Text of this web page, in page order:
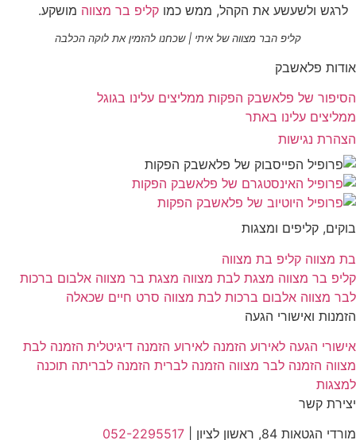
לרגש ולשעשע את הקהל, ממש כמו קליפ בר מצווה מושקע.
קליפ הבר מצווה של איתי | שכחנו להזמין את לוקה הכלבה
אודות פלאשבק
הסיפור של פלאשבק הפקות ממליצים עלינו בגוגל
ממליצים עלינו באתר
הצהרת נגישות
בוקים, קליפים ומצגות
בת מצווה קליפ בת מצווה
קליפ בר מצווה מצגת לבת מצווה מצגת בר מצווה אלבום ברכות
לבר מצווה אלבום ברכות לבת מצווה סרט חיים שכאלה
הזמנות ואישורי הגעה
אישורי הגעה לאירוע הזמנה לאירוע הזמנה דיגיטלית הזמנה לבת
מצווה הזמנה לבר מצווה הזמנה לברית הזמנה לבריתה תוכנה
למצגות
יצירת קשר
מורדי הגטאות 84, ראשון לציון |
052-2295517